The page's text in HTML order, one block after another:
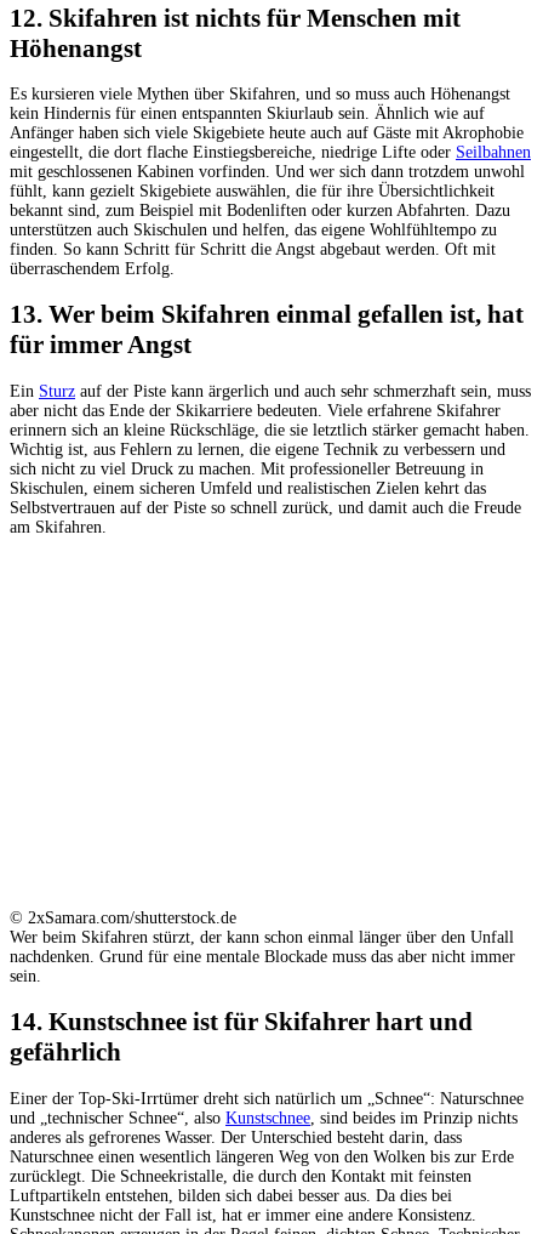
12. Skifahren ist nichts für Menschen mit
Höhenangst
Es kursieren viele Mythen über Skifahren, und so muss auch Höhenangst
kein Hindernis für einen entspannten Skiurlaub sein. Ähnlich wie auf
Anfänger haben sich viele Skigebiete heute auch auf Gäste mit Akrophobie
eingestellt, die dort flache Einstiegsbereiche, niedrige Lifte oder Seilbahnen
mit geschlossenen Kabinen vorfinden. Und wer sich dann trotzdem unwohl
fühlt, kann gezielt Skigebiete auswählen, die für ihre Übersichtlichkeit
bekannt sind, zum Beispiel mit Bodenliften oder kurzen Abfahrten. Dazu
unterstützen auch Skischulen und helfen, das eigene Wohlfühltempo zu
finden. So kann Schritt für Schritt die Angst abgebaut werden. Oft mit
überraschendem Erfolg.
13. Wer beim Skifahren einmal gefallen ist, hat
für immer Angst
Ein Sturz auf der Piste kann ärgerlich und auch sehr schmerzhaft sein, muss
aber nicht das Ende der Skikarriere bedeuten. Viele erfahrene Skifahrer
erinnern sich an kleine Rückschläge, die sie letztlich stärker gemacht haben.
Wichtig ist, aus Fehlern zu lernen, die eigene Technik zu verbessern und
sich nicht zu viel Druck zu machen. Mit professioneller Betreuung in
Skischulen, einem sicheren Umfeld und realistischen Zielen kehrt das
Selbstvertrauen auf der Piste so schnell zurück, und damit auch die Freude
am Skifahren.
© 2xSamara.com/shutterstock.de
Wer beim Skifahren stürzt, der kann schon einmal länger über den Unfall
nachdenken. Grund für eine mentale Blockade muss das aber nicht immer
sein.
14. Kunstschnee ist für Skifahrer hart und
gefährlich
Einer der Top-Ski-Irrtümer dreht sich natürlich um „Schnee“: Naturschnee
und „technischer Schnee“, also Kunstschnee , sind beides im Prinzip nichts
anderes als gefrorenes Wasser. Der Unterschied besteht darin, dass
Naturschnee einen wesentlich längeren Weg von den Wolken bis zur Erde
zurücklegt. Die Schneekristalle, die durch den Kontakt mit feinsten
Luftpartikeln entstehen, bilden sich dabei besser aus. Da dies bei
Kunstschnee nicht der Fall ist, hat er immer eine andere Konsistenz.